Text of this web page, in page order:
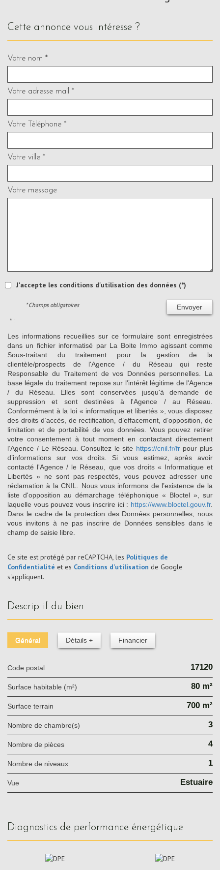
cette annonce vous intéresse ?
Votre nom *
Votre adresse mail *
Votre Téléphone *
Votre ville *
Votre message
J'accepte les conditions d'utilisation des données (*)
Envoyer
* Champs obligatoires
* :
Les informations recueillies sur ce formulaire sont enregistrées
dans un fichier informatisé par La Boite Immo agissant comme
Sous-traitant du traitement pour la gestion de la
clientèle/prospects de l'Agence / du Réseau qui reste
Responsable du Traitement de vos Données personnelles. La
base légale du traitement repose sur l'intérêt légitime de l'Agence
/ du Réseau. Elles sont conservées jusqu'à demande de
suppression et sont destinées à l'Agence / au Réseau.
Conformément à la loi « informatique et libertés », vous disposez
des droits d’accès, de rectification, d’effacement, d’opposition, de
limitation et de portabilité de vos données. Vous pouvez retirer
votre consentement à tout moment en contactant directement
l’Agence / Le Réseau. Consultez le site https://cnil.fr/frpour plus
d’informations sur vos droits. Si vous estimez, après avoir
contacté l'Agence / le Réseau, que vos droits « Informatique et
Libertés » ne sont pas respectés, vous pouvez adresser une
réclamation à la CNIL. Nous vous informons de l’existence de la
liste d'opposition au démarchage téléphonique « Bloctel », sur
laquelle vous pouvez vous inscrire ici : https://www.bloctel.gouv.fr.
Dans le cadre de la protection des Données personnelles, nous
vous invitons à ne pas inscrire de Données sensibles dans le
champ de saisie libre.
Ce site est protégé par reCAPTCHA, les Politiques de
Confidentialité et es Conditions d'utilisation de Google
s'appliquent.
descriptif du bien
Général Détails + Financier
Code postal 17120
Surface habitable (m²) 80 m²
surface terrain 700 m²
Nombre de chambre(s) 3
Nombre de pièces 4
Nombre de niveaux 1
Vue Estuaire
diagnostics de performance énergétique